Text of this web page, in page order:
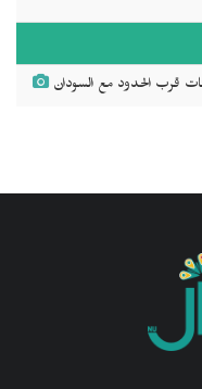
قرب الحدود مع السودان